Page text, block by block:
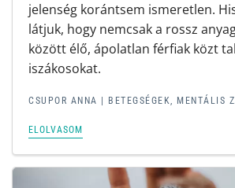
jelenség korántsem ismeretlen.
látjuk, hogy nemcsak a rossz
között élő, ápolatlan férfiak közt
iszákosokat.
CSUPOR ANNA | BETEGSÉGEK, MENTÁLIS
ELOLVASOM